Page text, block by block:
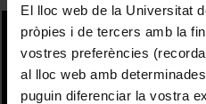
El lloc web de la Universitat
pròpies i de tercers amb la
vostres preferències
al lloc web amb
puguin diferenciar la vostra